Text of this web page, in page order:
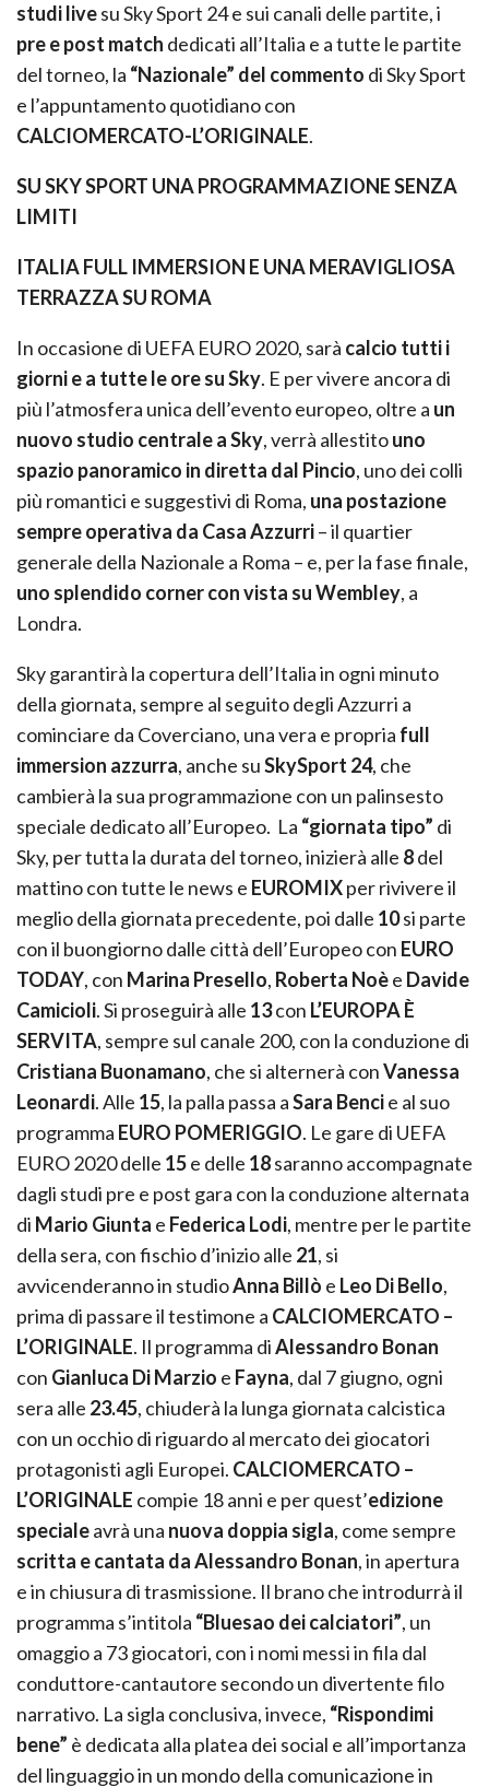
studi livesu Sky Sport 24 e sui canali delle partite, i
pre e post match dedicati all’Italia e a tutte le partite
del torneo, la “Nazionale” del commento di Sky Sport
e l’appuntamento quotidiano con
CALCIOMERCATO-L’ORIGINALE.
SU SKY SPORT UNA PROGRAMMAZIONE SENZA
LIMITI
ITALIA FULL IMMERSION E UNA MERAVIGLIOSA
TERRAZZA SU ROMA
In occasione di UEFA EURO 2020, sarà calcio tutti i
giorni e a tutte le ore su Sky. E per vivere ancora di
più l’atmosfera unica dell’evento europeo, oltre a un
nuovo studio centrale a Sky, verrà allestitouno
spazio panoramico in diretta dal Pincio, uno dei colli
più romantici e suggestivi di Roma, una postazione
sempre operativa da Casa Azzurri– il quartier
generale della Nazionale a Roma – e, per la fase finale,
uno splendido corner con vista su Wembley, a
Londra.
Sky garantirà la copertura dell’Italia in ogni minuto
della giornata, sempre al seguito degli Azzurri a
cominciare da Coverciano, una vera e propria full
immersion azzurra, anche suSkySport 24, che
cambierà la sua programmazione con un palinsesto
speciale dedicato all’Europeo. La “giornata tipo” di
Sky, per tutta la durata del torneo, inizierà alle 8del
mattino con tutte le news e EUROMIXper rivivere il
meglio della giornata precedente, poi dalle 10si parte
con il buongiorno dalle città dell’Europeo con EURO
TODAY, con Marina Presello, Roberta Noèe Davide
Camicioli. Si proseguirà alle 13con L’EUROPA È
SERVITA, sempre sul canale 200, con la conduzione di
Cristiana Buonamano, che si alternerà conVanessa
Leonardi. Alle 15, la palla passa aSara Bencie al suo
programma EURO POMERIGGIO. Le gare di UEFA
EURO 2020 delle 15e delle 18saranno accompagnate
dagli studi pre e post gara con la conduzione alternata
di Mario Giunta e Federica Lodi, mentre per le partite
della sera, con fischio d’inizio alle 21, si
avvicenderanno in studioAnna Billò e Leo Di Bello,
prima di passare il testimone a CALCIOMERCATO –
L’ORIGINALE. Il programma diAlessandro Bonan
con Gianluca Di Marzio e Fayna, dal 7 giugno, ogni
sera alle 23.45, chiuderà la lunga giornata calcistica
con un occhio di riguardo al mercato dei giocatori
protagonisti agli Europei. CALCIOMERCATO –
L’ORIGINALE compie 18 anni e per quest’edizione
specialeavrà una nuova doppia sigla, come sempre
scritta e cantata da Alessandro Bonan, in apertura
e in chiusura di trasmissione. Il brano che introdurrà il
programma s’intitola “Bluesao dei calciatori”, un
omaggio a 73 giocatori, con i nomi messi in fila dal
conduttore-cantautore secondo un divertente filo
narrativo. La sigla conclusiva, invece, “Rispondimi
bene” è dedicata alla platea dei social e all’importanza
del linguaggio in un mondo della comunicazione in